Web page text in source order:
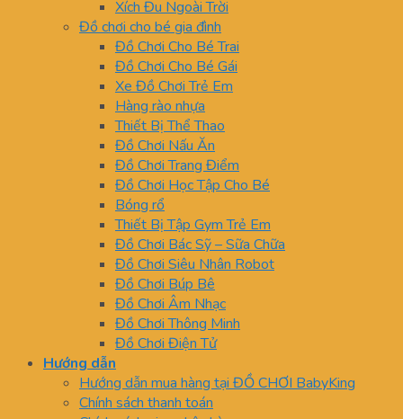
Xích Đu Ngoài Trời
Đồ chơi cho bé gia đình
Đồ Chơi Cho Bé Trai
Đồ Chơi Cho Bé Gái
Xe Đồ Chơi Trẻ Em
Hàng rào nhựa
Thiết Bị Thể Thao
Đồ Chơi Nấu Ăn
Đồ Chơi Trang Điểm
Đồ Chơi Học Tập Cho Bé
Bóng rổ
Thiết Bị Tập Gym Trẻ Em
Đồ Chơi Bác Sỹ – Sữa Chữa
Đồ Chơi Siêu Nhân Robot
Đồ Chơi Búp Bê
Đồ Chơi Âm Nhạc
Đồ Chơi Thông Minh
Đồ Chơi Điện Tử
Hướng dẫn
Hướng dẫn mua hàng tại ĐỒ CHƠI BabyKing
Chính sách thanh toán